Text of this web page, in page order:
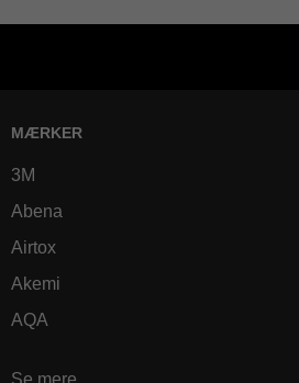
MÆRKER
3M
Abena
Airtox
Akemi
AQA
Se mere